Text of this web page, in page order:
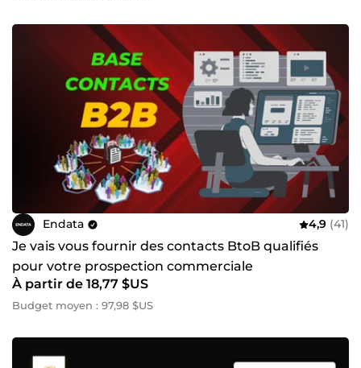
Endata 4,9 (41)
Je vais vous fournir des contacts BtoB qualifiés
pour votre prospection commerciale
À partir de 18,77 $US
Budget moyen : 97,98 $US